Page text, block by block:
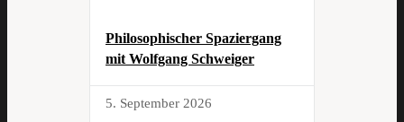
Philosophischer Spaziergang
mit Wolfgang Schweiger
5. September 2026